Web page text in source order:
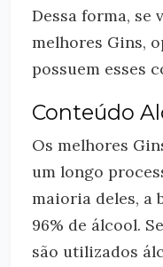
Dessa forma, se
melhores Gins,
possuem esses
Conteúdo
Os melhores
um longo
maioria deles, a
96% de álcool.
são utilizados